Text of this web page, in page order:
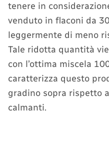
tenere in
venduto in flaconi da
leggermente di meno
Tale ridotta quantità
con l’ottima miscela
caratterizza questo
gradino sopra rispetto
calmanti.